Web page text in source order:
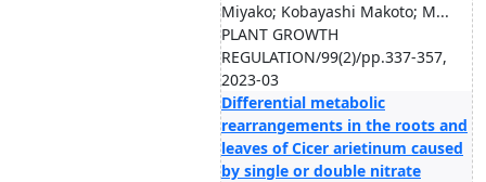
Miyako; Kobayashi Makoto; M...
PLANT GROWTH
REGULATION/99(2)/pp.337-357,
2023-03
Differential metabolic
rearrangements in the roots and
leaves of Cicer arietinum caused
by single or double nitrate